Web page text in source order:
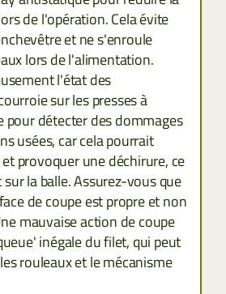
de l'opération. Cela évite
et ne s'enroule
lors de l'alimentation.
l'état des
sur les presses à
pour détecter des dommages
usées, car cela pourrait
provoquer une déchirure, ce
la balle. Assurez-vous que
de coupe est propre et non
mauvaise action de coupe
inégale du filet, qui peut
rouleaux et le mécanisme